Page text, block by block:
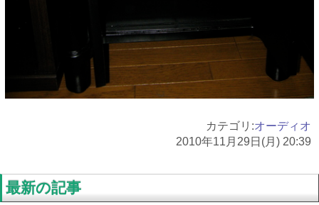
カテゴリ:オーディオ
2010年11月29日(月) 20:39
最新の記事